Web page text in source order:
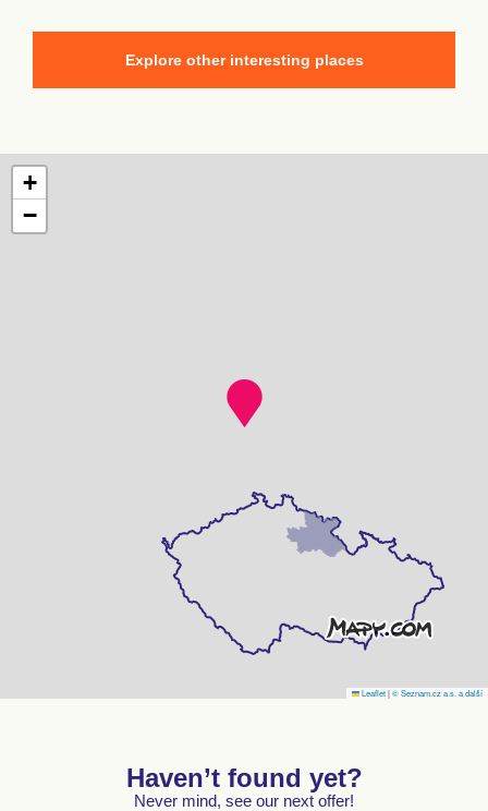
Explore other interesting places
+
−
Leaflet|© Seznam.cz a.s. a další
Haven’t found yet?
Never mind, see our next offer!